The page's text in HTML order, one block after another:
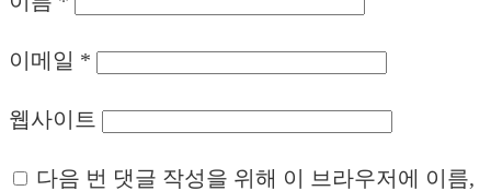
이메일 *
웹사이트
다음 번 댓글 작성을 위해 이 브라우저에 이름,